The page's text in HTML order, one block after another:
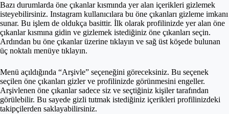
Bazı durumlarda öne çıkanlar kısmında yer alan içerikleri gizlemek
isteyebilirsiniz. Instagram kullanıcılara bu öne çıkanları gizleme imkanı
sunar. Bu işlem de oldukça basittir. İlk olarak profilinizde yer alan öne
çıkanlar kısmına gidin ve gizlemek istediğiniz öne çıkanları seçin.
Ardından bu öne çıkanlar üzerine tıklayın ve sağ üst köşede bulunan
üç noktalı menüye tıklayın.
Menü açıldığında “Arşivle” seçeneğini göreceksiniz. Bu seçenek
seçilen öne çıkanları gizler ve profilinizde görünmesini engeller.
Arşivlenen öne çıkanlar sadece siz ve seçtiğiniz kişiler tarafından
görülebilir. Bu sayede gizli tutmak istediğiniz içerikleri profilinizdeki
takipçilerden saklayabilirsiniz.